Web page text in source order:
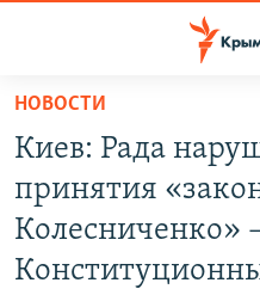
Вернуться
основному
содержанию
Вернутся
главной
СПЕЦПРОЕКТЫ
КАРТА ВОЕННЫХ ОБЪЕКТОВ
ВОДА
ИСТОРИЯ
НОВОСТИ
Киев: Рада
принятия
Колесниченко»